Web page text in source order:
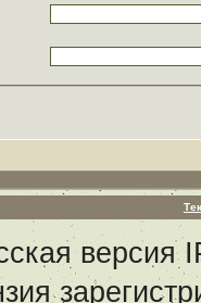
версия